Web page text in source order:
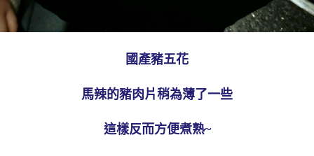
國產豬五花
馬辣的豬肉片稍為薄了一些
這樣反而方便煮熟~